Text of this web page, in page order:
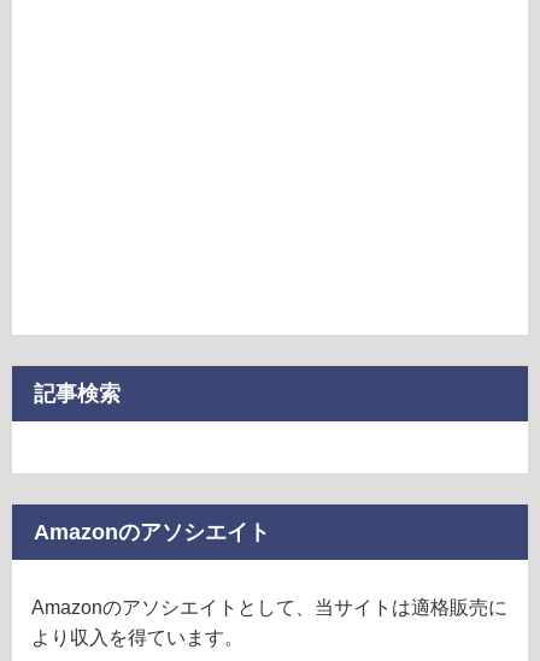
記事検索
Amazonのアソシエイト
Amazonのアソシエイトとして、当サイトは適格販売に
より収入を得ています。